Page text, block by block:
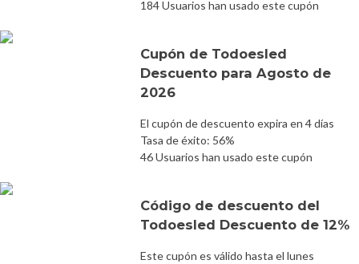
184 Usuarios han usado este cupón
Cupón de Todoesled
Descuento para Agosto de
2026
El cupón de descuento expira en 4 días
Tasa de éxito: 56%
46 Usuarios han usado este cupón
Código de descuento del
Todoesled Descuento de 12%
Este cupón es válido hasta el lunes